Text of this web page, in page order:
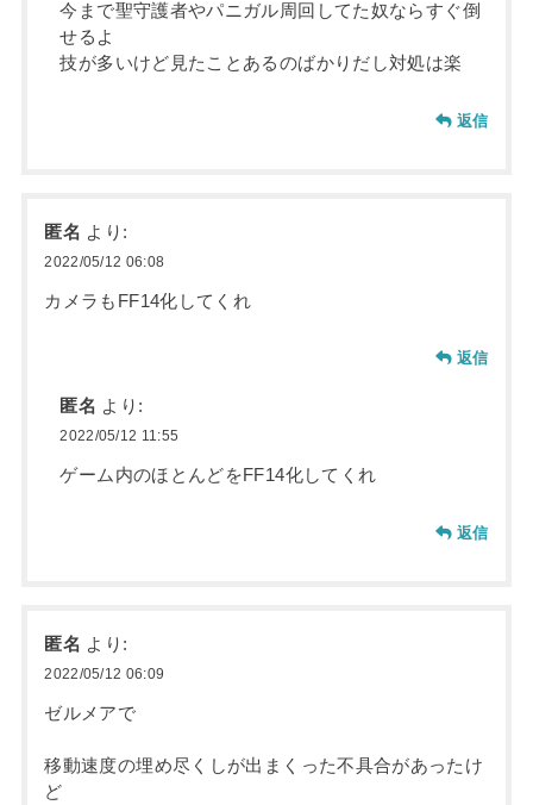
今まで聖守護者やパニガル周回してた奴ならすぐ倒
せるよ
技が多いけど見たことあるのばかりだし対処は楽
返信
匿名 より:
2022/05/12 06:08
カメラもFF14化してくれ
返信
匿名 より:
2022/05/12 11:55
ゲーム内のほとんどをFF14化してくれ
返信
匿名 より:
2022/05/12 06:09
ゼルメアで
移動速度の埋め尽くしが出まくった不具合があったけ
ど